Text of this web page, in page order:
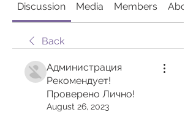
Discussion Media Members About
Back
Администрация
Рекомендует!
Проверено Лично!
August 26, 2023